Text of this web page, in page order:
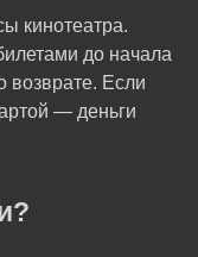
кинотеатра.
до начала
возврате. Если
— деньги